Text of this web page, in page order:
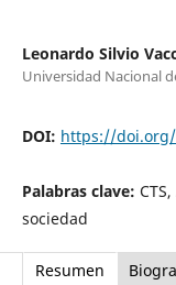
Leonardo Silvio
Universidad Nacional
DOI: https://doi.org/
Palabras clave:
sociedad
Resumen